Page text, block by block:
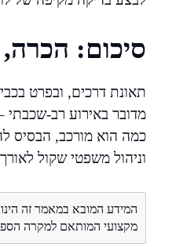
סיכום:
מדובר באירוע רב-שכבתי
כמה הוא מורכב, הבסיס
וניהול משפטי שקול
המידע המובא במאמר זה הינו
מקצועי המותאם למקרה